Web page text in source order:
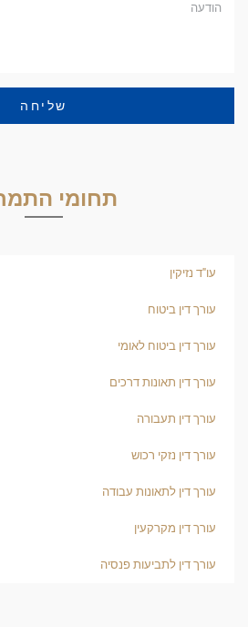
שליחה
תחומי
עו"ד נזיקין
עורך דין ביטוח
עורך דין ביטוח לאומי
עורך דין תאונות דרכים
עורך דין תעבורה
עורך דין נזקי רכוש
עורך דין לתאונות עבודה
עורך דין מקרקעין
עורך דין לתביעות פנסיה